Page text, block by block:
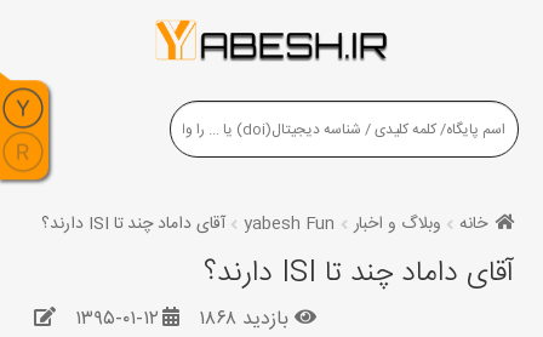
خانه وبلاگ و اخبار yabesh Fun آقای داماد چند تا ISI دارند؟
آقای داماد چند تا ISI دارند؟
۱۳۹۵-۰۱-۱۲ بازدید ۱۸۶۸